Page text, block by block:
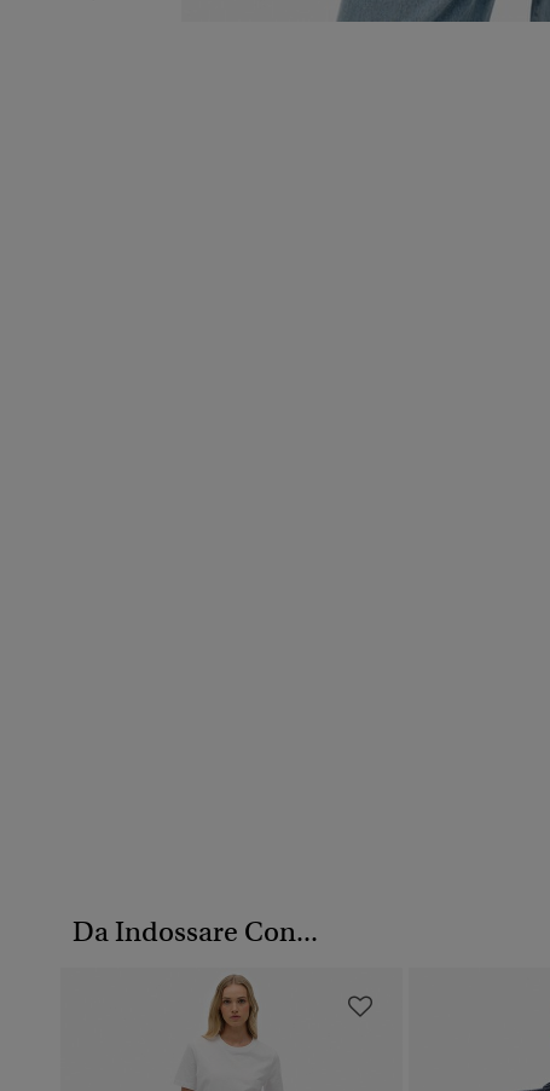
Da Indossare Con...